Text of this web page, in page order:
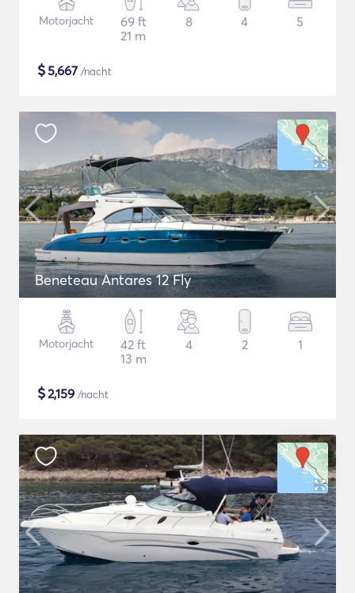
Motorjacht
69 ft
21 m
8 4 5
$5,667 /nacht
Beneteau Antares 12 Fly
Motorjacht
42 ft
13 m
4 2 1
$2,159 /nacht